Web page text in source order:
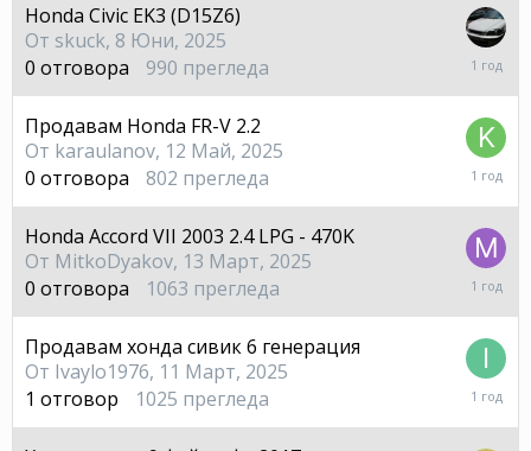
Honda Civic EK3 (D15Z6)
От skuck, 8 Юни, 2025
0 отговора 990 прегледа
8
Юни,
2025
Продавам Honda FR-V 2.2
От karaulanov, 12 Май, 2025
0 отговора 802 прегледа
12
Май,
2025
Honda Accord VII 2003 2.4 LPG - 470K
От MitkoDyakov, 13 Март, 2025
0 отговора 1063 прегледа
13
Март,
2025
Продавам хонда сивик 6 генерация
От Ivaylo1976, 11 Март, 2025
1 отговор 1025 прегледа
11
Март,
2025